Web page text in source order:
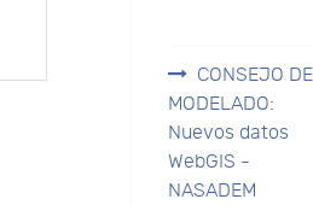
CONSEJO DE
MODELADO:
Nuevos datos
WebGIS -
NASADEM